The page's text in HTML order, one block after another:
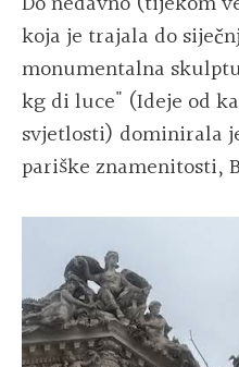
koja je trajala do
monumentalna
kg di luce" (Ideje od
svjetlosti) dominirala
pariške znamenitosti,